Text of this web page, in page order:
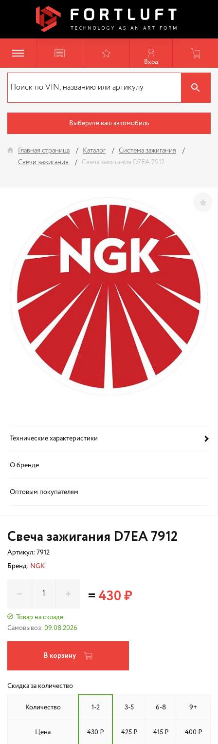
Вход
Выберите ваш автомобиль
Главная страница Каталог
Система зажигания
Свечи зажигания
Свеча зажигания D7EA 7912
Технические характеристики
О бренде
Оптовым покупателям
Свеча зажигания D7EA 7912
Артикул: 7912
Бренд: NGK
Товар на складе
Самовывоз: 09.08.2026
=430 ₽
В корзину
Скидка за количество
Количество 1-2 3-5 6-8 9+
Цена 430 ₽ 425 ₽ 415 ₽ 400 ₽